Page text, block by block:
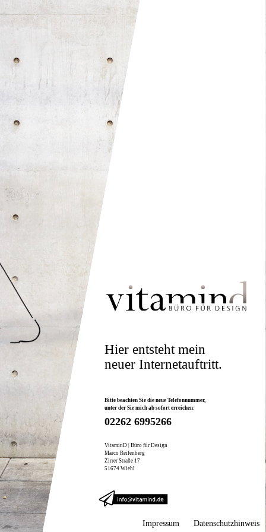
Hier entsteht mein
neuer Internetauftritt.
Bitte beachten Sie die neue Telefonnummer,
unter der Sie mich ab sofort erreichen:
02262 6995266
VitaminD | Büro für Design
Marco Reifenberg
Zirrer Straße 17
51674 Wiehl
Impressum Datenschutzhinweis